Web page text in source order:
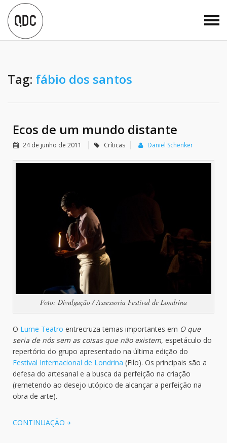
Tag: fábio dos santos
Ecos de um mundo distante
24 de junho de 2011 Críticas Daniel Schenker
Foto: Divulgação / Assessoria Festival de Londrina
O Lume Teatro entrecruza temas importantes em O que
seria de nós sem as coisas que não existem, espetáculo do
repertório do grupo apresentado na última edição do
Festival Internacional de Londrina (Filo). Os principais são a
defesa do artesanal e a busca da perfeição na criação
(remetendo ao desejo utópico de alcançar a perfeição na
obra de arte).
CONTINUAÇÃO